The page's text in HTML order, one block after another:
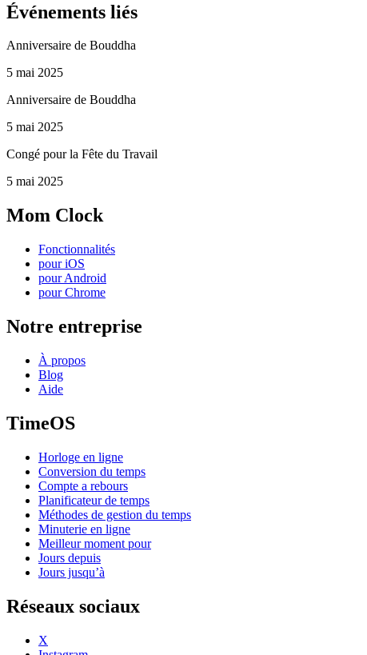
Événements liés
Anniversaire de Bouddha
5 mai 2025
Anniversaire de Bouddha
5 mai 2025
Congé pour la Fête du Travail
5 mai 2025
Mom Clock
Fonctionnalités
pour iOS
pour Android
pour Chrome
Notre entreprise
À propos
Blog
Aide
TimeOS
Horloge en ligne
Conversion du temps
Compte a rebours
Planificateur de temps
Méthodes de gestion du temps
Minuterie en ligne
Meilleur moment pour
Jours depuis
Jours jusqu’à
Réseaux sociaux
X